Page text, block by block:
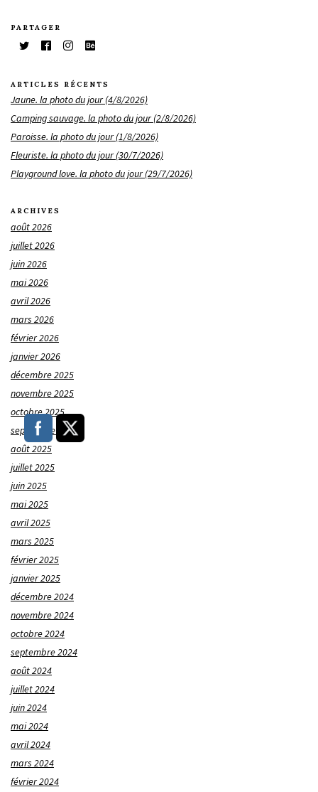
PARTAGER
ARTICLES RÉCENTS
Jaune. la photo du jour (4/8/2026)
Camping sauvage. la photo du jour (2/8/2026)
Paroisse. la photo du jour (1/8/2026)
Fleuriste. la photo du jour (30/7/2026)
Playground love. la photo du jour (29/7/2026)
ARCHIVES
août 2026
juillet 2026
juin 2026
mai 2026
avril 2026
mars 2026
février 2026
janvier 2026
décembre 2025
novembre 2025
octobre 2025
septembre 2025
août 2025
juillet 2025
juin 2025
mai 2025
avril 2025
mars 2025
février 2025
janvier 2025
décembre 2024
novembre 2024
octobre 2024
septembre 2024
août 2024
juillet 2024
juin 2024
mai 2024
avril 2024
mars 2024
février 2024